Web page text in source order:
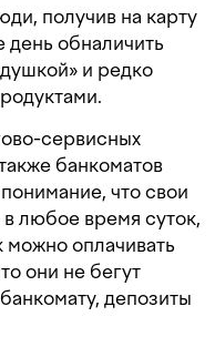
получив на карту
день обналичить
и редко
сервисных
банкоматов
что свои
любое время суток,
оплачивать
они не бегут
депозиты